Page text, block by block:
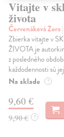
Vitajte v
života
Červenáková Zora
Zbierka vitajte v
ŽIVOTA je
z posledného
každodennosti sú
Na sklade ?
9,60 €
9,90 € ?